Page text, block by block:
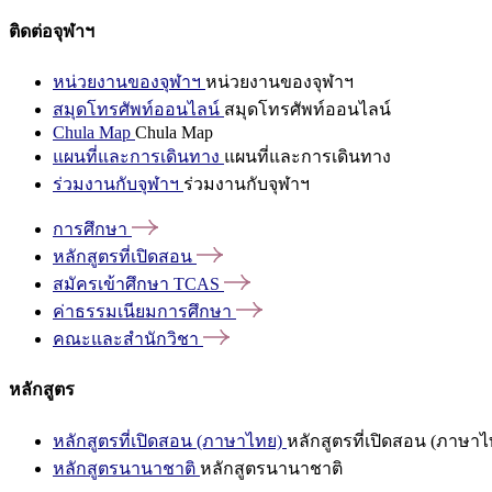
ติดต่อจุฬาฯ
หน่วยงานของจุฬาฯ หน่วยงานของจุฬาฯ
สมุดโทรศัพท์ออนไลน์ สมุดโทรศัพท์ออนไลน์
Chula Map Chula Map
แผนที่และการเดินทาง แผนที่และการเดินทาง
ร่วมงานกับจุฬาฯ ร่วมงานกับจุฬาฯ
การศึกษา
หลักสูตรที่เปิดสอน
สมัครเข้าศึกษา TCAS
ค่าธรรมเนียมการศึกษา
คณะและสำนักวิชา
หลักสูตร
หลักสูตรที่เปิดสอน (ภาษาไทย) หลักสูตรที่เปิดสอน (ภาษาไ
หลักสูตรนานาชาติ หลักสูตรนานาชาติ